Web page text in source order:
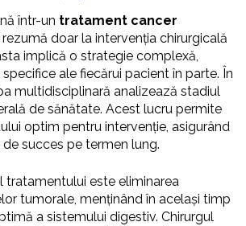
într-un tratament cancer
rezumă doar la intervenția chirurgicală
implică o strategie complexă,
ale fiecărui pacient în parte. În
multidisciplinară analizează stadiul
de sănătate. Acest lucru permite
optim pentru intervenție, asigurând
succes pe termen lung.
tratamentului este eliminarea
tumorale, menținând în același timp
a sistemului digestiv. Chirurgul